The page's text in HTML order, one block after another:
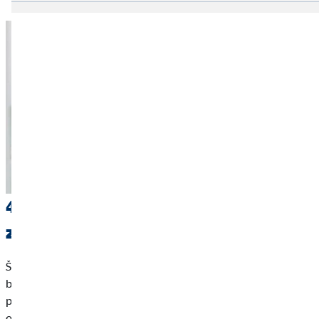
4. Ne osiguravate vlastitu sposobnost
za rad
Što učiniti ako više ne možete raditi iz dana u dan? Nesreće ili
bolesti događaju se češće nego što mislimo, a bez redovitih
primanja teško da možete uplaćivati privatno mirovinsko